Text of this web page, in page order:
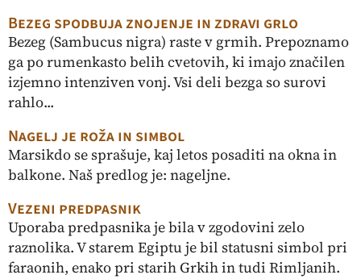
Bezeg spodbuja znojenje in zdravi grlo
Bezeg (Sambucus nigra) raste v grmih. Prepoznamo
ga po rumenkasto belih cvetovih, ki imajo značilen
izjemno intenziven vonj. Vsi deli bezga so surovi
rahlo...
Nagelj je roža in simbol
Marsikdo se sprašuje, kaj letos posaditi na okna in
balkone. Naš predlog je: nageljne.
Vezeni predpasnik
Uporaba predpasnika je bila v zgodovini zelo
raznolika. V starem Egiptu je bil statusni simbol pri
faraonih, enako pri starih Grkih in tudi Rimljanih.